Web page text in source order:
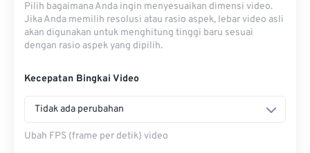
Pilih bagaimana Anda ingin menyesuaikan dimensi video.
Jika Anda memilih resolusi atau rasio aspek, lebar video asli
akan digunakan untuk menghitung tinggi baru sesuai
dengan rasio aspek yang dipilih.
Kecepatan Bingkai Video
Tidak ada perubahan
Ubah FPS (frame per detik) video